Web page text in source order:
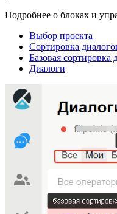
Подробнее о блоках и
Выбор проекта
Сортировка
Базовая сортировка
Диалоги